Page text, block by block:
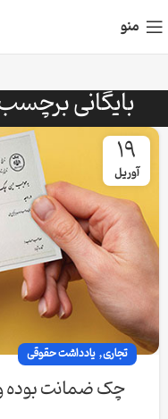
منو
بایگانی
19
آوریل
تجاری, یادداشت حقوقی
چک ضمانت بوده